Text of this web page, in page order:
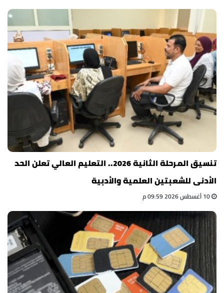
تنسيق المرحلة الثانية 2026.. التعليم العالي تعلن الحد
الأدنى للشعبتين العلمية والأدبية